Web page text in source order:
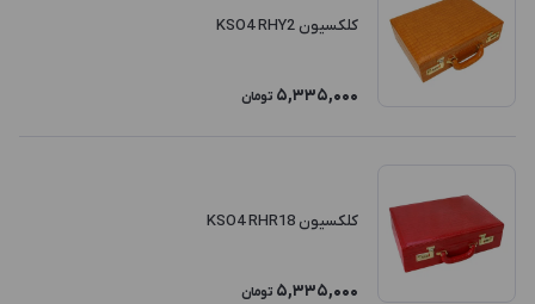
کلکسیون KSO4 RHY2
5,335,000 تومان
کلکسیون KSO4 RHR18
5,335,000 تومان